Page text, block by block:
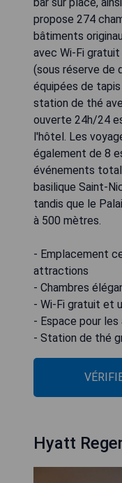
propose 274
bâtiments
avec Wi-Fi
(sous réserve de
équipées de
station de thé
ouverte 24h/24
l'hôtel. Les
également de 8
événements
basilique Saint-
tandis que le
à 500 mètres.
- Emplacement
attractions
- Chambres
- Wi-Fi gratuit et
- Espace pour
- Station de thé
Hyatt